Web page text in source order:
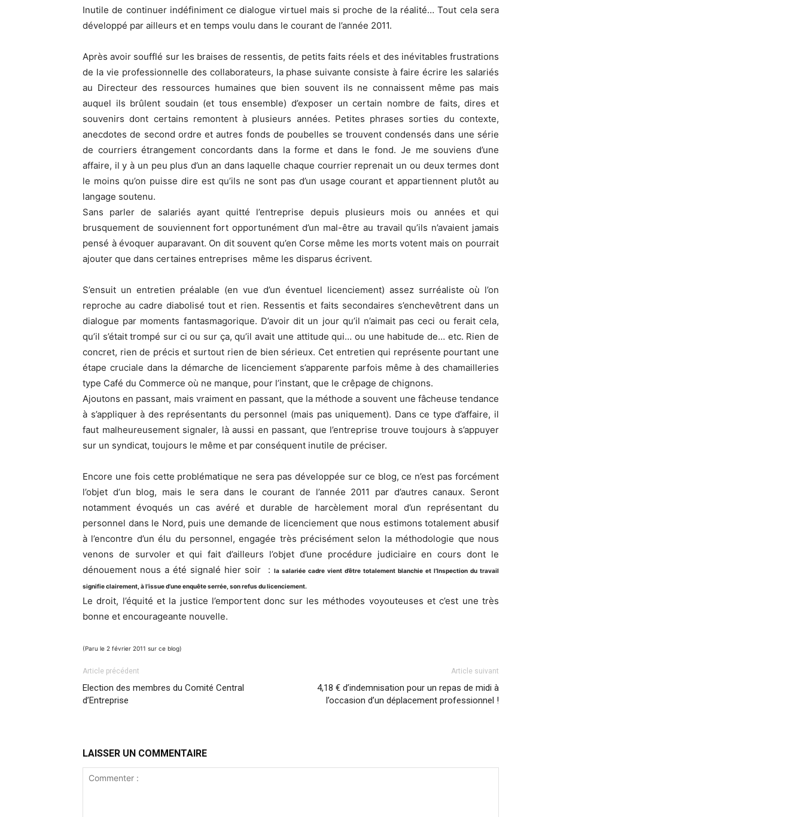
Inutile de continuer indéfiniment ce dialogue virtuel mais si proche de la réalité… Tout cela sera
développé par ailleurs et en temps voulu dans le courant de l’année 2011.
Après avoir soufflé sur les braises de ressentis, de petits faits réels et des inévitables frustrations
de la vie professionnelle des collaborateurs, la phase suivante consiste à faire écrire les salariés
au Directeur des ressources humaines que bien souvent ils ne connaissent même pas mais
auquel ils brûlent soudain (et tous ensemble) d’exposer un certain nombre de faits, dires et
souvenirs dont certains remontent à plusieurs années. Petites phrases sorties du contexte,
anecdotes de second ordre et autres fonds de poubelles se trouvent condensés dans une série
de courriers étrangement concordants dans la forme et dans le fond. Je me souviens d’une
affaire, il y à un peu plus d’un an dans laquelle chaque courrier reprenait un ou deux termes dont
le moins qu’on puisse dire est qu’ils ne sont pas d’un usage courant et appartiennent plutôt au
langage soutenu.
Sans parler de salariés ayant quitté l’entreprise depuis plusieurs mois ou années et qui
brusquement de souviennent fort opportunément d’un mal-être au travail qu’ils n’avaient jamais
pensé à évoquer auparavant. On dit souvent qu’en Corse même les morts votent mais on pourrait
ajouter que dans certaines entreprises même les disparus écrivent.
S’ensuit un entretien préalable (en vue d’un éventuel licenciement) assez surréaliste où l’on
reproche au cadre diabolisé tout et rien. Ressentis et faits secondaires s’enchevêtrent dans un
dialogue par moments fantasmagorique. D’avoir dit un jour qu’il n’aimait pas ceci ou ferait cela,
qu’il s’était trompé sur ci ou sur ça, qu’il avait une attitude qui… ou une habitude de… etc. Rien de
concret, rien de précis et surtout rien de bien sérieux. Cet entretien qui représente pourtant une
étape cruciale dans la démarche de licenciement s’apparente parfois même à des chamailleries
type Café du Commerce où ne manque, pour l’instant, que le crêpage de chignons.
Ajoutons en passant, mais vraiment en passant, que la méthode a souvent une fâcheuse tendance
à s’appliquer à des représentants du personnel (mais pas uniquement). Dans ce type d’affaire, il
faut malheureusement signaler, là aussi en passant, que l’entreprise trouve toujours à s’appuyer
sur un syndicat, toujours le même et par conséquent inutile de préciser.
Encore une fois cette problématique ne sera pas développée sur ce blog, ce n’est pas forcément
l’objet d‘un blog, mais le sera dans le courant de l’année 2011 par d’autres canaux. Seront
notamment évoqués un cas avéré et durable de harcèlement moral d’un représentant du
personnel dans le Nord, puis une demande de licenciement que nous estimons totalement abusif
à l’encontre d’un élu du personnel, engagée très précisément selon la méthodologie que nous
venons de survoler et qui fait d’ailleurs l’objet d’une procédure judiciaire en cours dont le
dénouement nous a été signalé hier soir : la salariée cadre vient d’être totalement blanchie et l’Inspection du travail
signifie clairement, à l’issue d’une enquête serrée, son refus du licenciement.
Le droit, l’équité et la justice l’emportent donc sur les méthodes voyouteuses et c’est une très
bonne et encourageante nouvelle.
(Paru le 2 février 2011 sur ce blog)
Article précédent
Election des membres du Comité Central
d’Entreprise
Article suivant
4,18 € d’indemnisation pour un repas de midi à
l’occasion d’un déplacement professionnel !
LAISSER UN COMMENTAIRE